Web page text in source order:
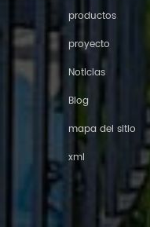
productos
proyecto
Noticias
Blog
mapa del sitio
xml